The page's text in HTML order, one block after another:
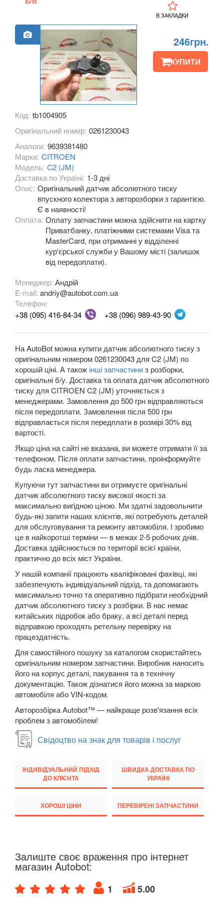
C3 Pluriel (HB)
C3 Picasso (SH)
C4 I (LC, LA)
C4 I Picasso (UD)
C4 I Grand Picasso (UD)
C4 II (B7)
C4 II Picasso (B78)
C4 II Grand Picasso (B78)
C4 Aircross
C4 Cactus I
C4 Cactus II
C5 I X40 (DC, DE)
C5 II X7 (RD, TD)
C6 (TD)
C-Crosser (EP)
C-Elysee II
DS3
DS4
DS5
DS7 Crossback
Nemo
SpaceTourer
Xsara II (N0, N1, N2)
Xsara II Picasso (N68)
FIAT keyboard_arrow_down
FORD
HONDA
HYUNDAI
JAGUAR keyboard_arrow_down
JEEP keyboard_arrow_down
KIA keyboard_arrow_down
LANCIA
LEXUS keyboard_arrow_down
MASERATI keyboard_arrow_down
MERCEDES-BENZ
246грн.
КУПИТИ
В ЗАКЛАДКИ
Код: tb1004905
Оригінальний номер: 0261230043
Аналоги: 9639381480
Марка: CITROEN
Модель: C2 (JM)
Доставка по Україні: 1-3 дні
Опис: Оригінальний датчик абсолютного тиску
впускного колектора з авторозборки з гарантією.
Є в наявності!
Оплата: Оплату запчастини можна здійснити на картку
Приватбанку, платіжними системами Visa та
MasterCard, при отриманні у відділенні
кур'єрської служби у Вашому місті (залишок
від передоплати).
Менеджер: Андрій
E-mail: andriy@autobot.com.ua
Телефон:
+38 (095) 416-84-34
+38 (096) 989-43-90
На AutoBot можна купити датчик абсолютного тиску з
оригінальним номером 0261230043 для C2 (JM) по
хорошій ціні. А також інші запчастиниз розборки,
оригінальні б/у. Доставка та оплата датчик абсолютного
тиску для CITROEN C2 (JM) уточняється з
менеджерами. Замовлення до 500 грн відправляються
після передоплати. Замовлення після 500 грн
відправлається після передплати в розмірі 30% від
вартості.
Якщо ціна на сайті не вказана, ви можете отримати її за
телефоном. Після оплати запчастини, проінформуйте
будь ласка менеджера.
Купуючи тут запчастини ви отримуєте оригінальні
датчик абсолютного тиску високої якості за
максимально вигідною ціною. Ми здатні задовольнити
будь-які запити наших клієнтів, які потребують деталей
для обслуговування та ремонту автомобіля. І зробимо
це в найкоротші терміни — в межах 2-5 робочих днів.
Доставка здійснюється по території всієї країни,
практично до всіх міст України.
У нашій компанії працюють кваліфіковані фахівці, які
забезпечують індивідуальний підхід, та допомагають
максимально точно та оперативно підібрати необхідний
датчик абсолютного тиску з розбірки. В нас немає
китайських підробок або браку, а всі деталі перед
відправкою проходять ретельну перевірку на
працездатність.
Для самостійного пошуку за каталогом скористайтесь
оригінальним номером запчастини. Виробник наносить
його на корпус деталі, пакування та в технічну
документацію. Також дізнатися його можна за маркою
автомобіля або VIN-кодом.
Авторозбірка Autobot™ — найкраще розв'язання всіх
проблем з автомобілем!
Свідоцтво на знак для товарів і послуг
ІНДИВІДУАЛЬНИЙ ПІДХІД
ДО КЛІЄНТА
ШВИДКА ДОСТАВКА ПО
УКРАЇНІ
ХОРОШІ ЦІНИ ПЕРЕВІРЕНІ ЗАПЧАСТИНИ
Залиште своє враження про інтернет
магазин Autobot:
1 5.00